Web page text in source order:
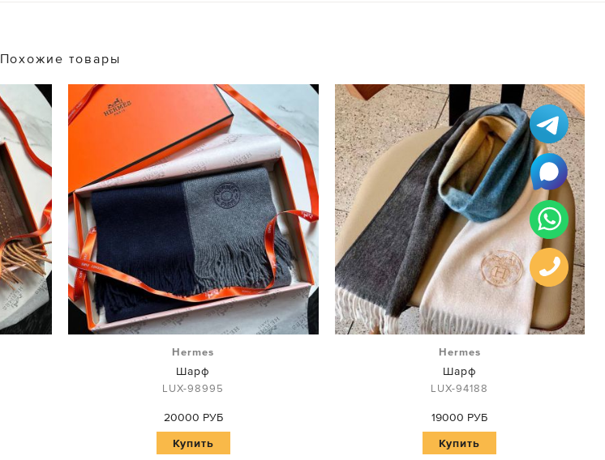
Похожие товары
Hermes
Шарф
LUX-98995
20000 РУБ
Купить
Hermes
Шарф
LUX-94188
19000 РУБ
Купить